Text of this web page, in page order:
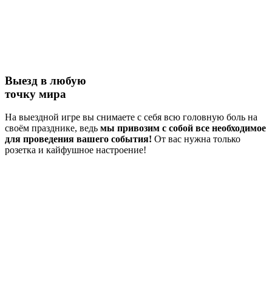
Выезд в любую
точку мира
На выездной игре вы снимаете с себя всю головную боль на
своём празднике, ведь мы привозим с собой все необходимое
для проведения вашего события! От вас нужна только
розетка и кайфушное настроение!